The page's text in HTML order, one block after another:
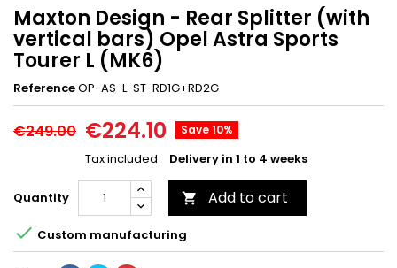
Maxton Design - Rear Splitter (with
vertical bars) Opel Astra Sports
Tourer L (MK6)
ReferenceOP-AS-L-ST-RD1G+RD2G
€249.00 €224.10 Save 10%
Tax included Delivery in 1 to 4 weeks
Quantity  Add to cart
 Custom manufacturing